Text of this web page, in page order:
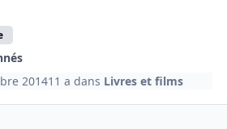
201411 a dans Livres et films